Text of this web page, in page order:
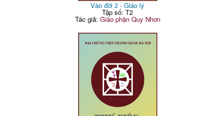
Vào đời 2 - Giáo lý
Tập số: T2
Tác giả: Giáo phận Quy Nhơn